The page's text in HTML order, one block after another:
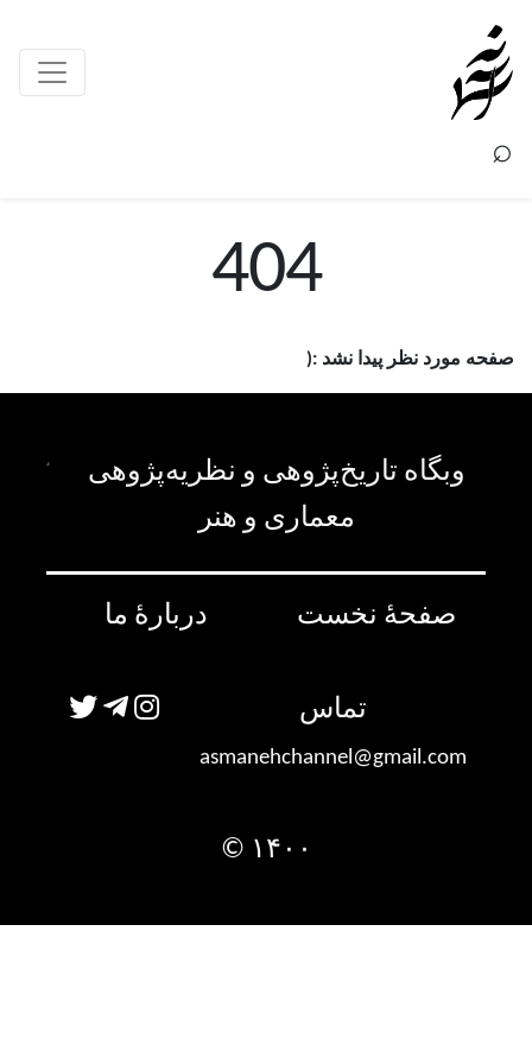
×
⌕
404
صفحه مورد نظر پیدا نشد :(
وبگاه تاریخ‌پژوهی و نظریه‌پژوهی
معماری و هنر
صفحۀ نخست دربارۀ ما
تماس
asmanehchannel@gmail.com
۱۴۰۰ ©